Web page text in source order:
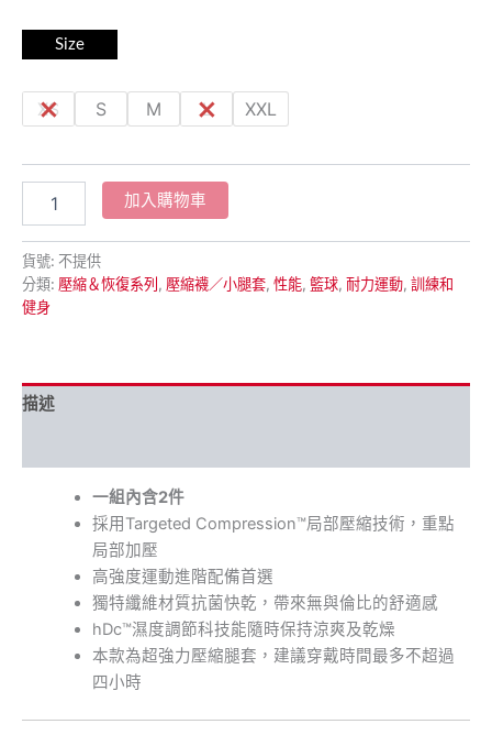
Size
XS S M L XXL
加入購物車
貨號: 不提供
分類: 壓縮＆恢復系列 , 壓縮襪／小腿套, 性能, 籃球, 耐力運動, 訓練和
健身
描述
一組內含2件
採用Targeted Compression™局部壓縮技術，重點
局部加壓
高強度運動進階配備首選
獨特纖維材質抗菌快乾，帶來無與倫比的舒適感
hDc™濕度調節科技能隨時保持涼爽及乾燥
本款為超強力壓縮腿套，建議穿戴時間最多不超過
四小時